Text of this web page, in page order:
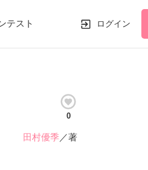
テスト ログイン
0
田村優季／著